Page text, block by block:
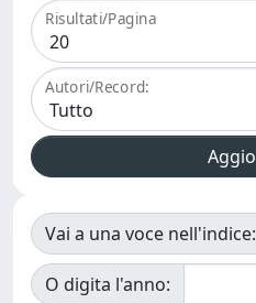
Risultati/Pagina
Autori/Record:
Vai a una voce nell'indice:
O digita l'anno: